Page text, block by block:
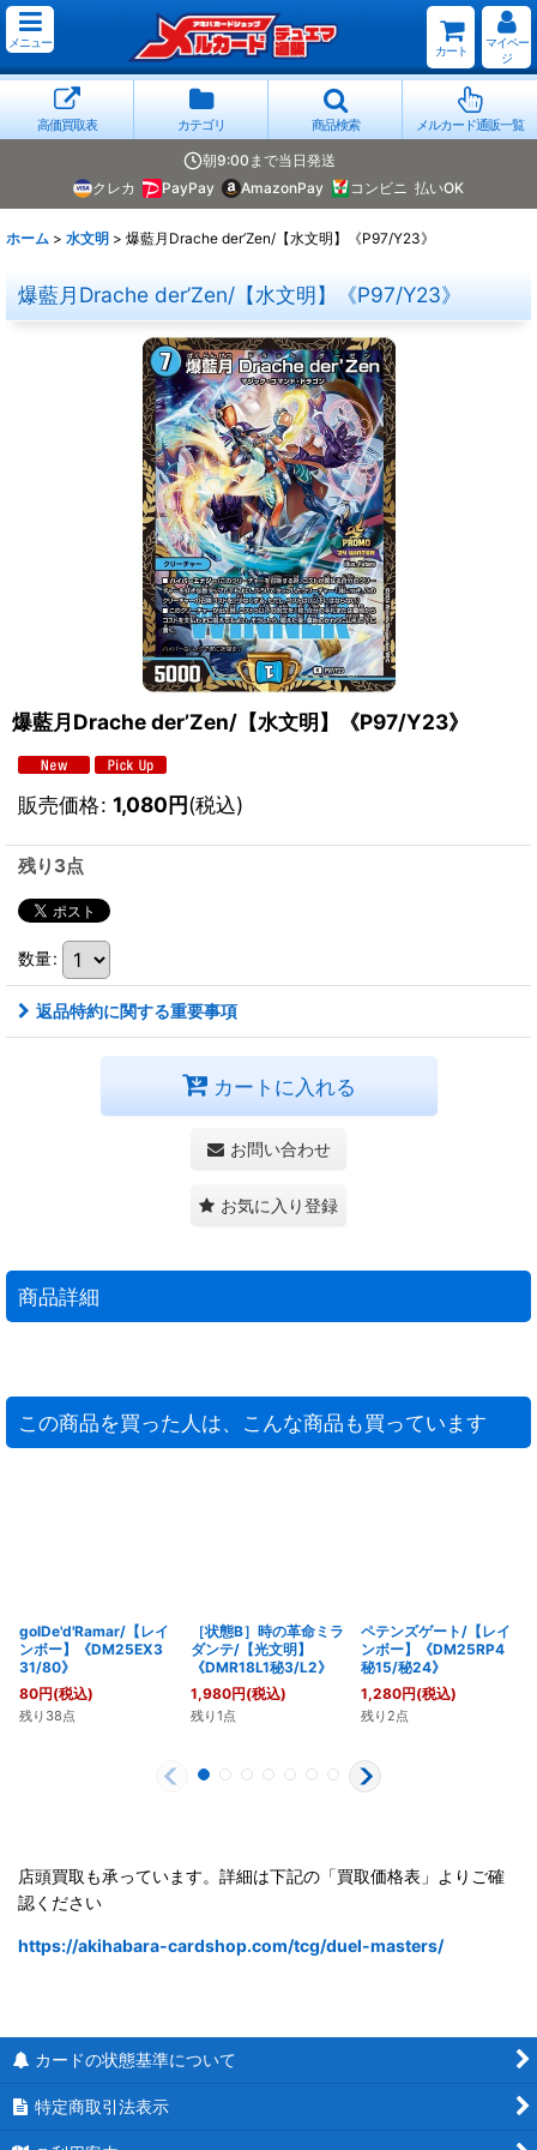
メニュー
カート
マイペー
ジ
高価買取表 カテゴリ 商品検索 メルカード通販一覧
朝9:00まで当日発送
クレカ
PayPay AmazonPay コンビニ 払いOK
ホーム > 水文明 > 爆藍月Drache der’Zen/【水文明】《P97/Y23》
爆藍月Drache der’Zen/【水文明】《P97/Y23》
爆藍月Drache der’Zen/【水文明】《P97/Y23》
販売価格: 1,080円(税込)
残り3点
数量:
返品特約に関する重要事項
カートに入れる
お問い合わせ
お気に入り登録
商品詳細
この商品を買った人は、こんな商品も買っています
golDe'd'Ramar/【レイ
ンボー】《DM25EX3
31/80》
80円(税込)
残り38点
［状態B］時の革命ミラ
ダンテ/【光文明】
《DMR18L1秘3/L2》
1,980円(税込)
残り1点
ペテンズゲート/【レイ
ンボー】《DM25RP4
秘15/秘24》
1,280円(税込)
残り2点
店頭買取も承っています。詳細は下記の「買取価格表」よりご確
認ください
https://akihabara-cardshop.com/tcg/duel-masters/
カードの状態基準について
特定商取引法表示